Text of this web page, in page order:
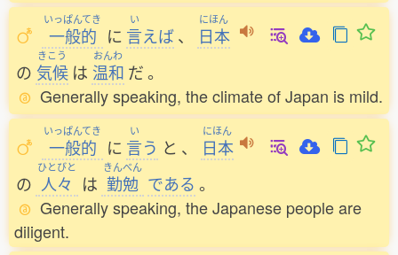
いっぱんてき
一般的 に
い
言えば、
にほん
日本
の
きこう
気候 は
おんわ
温和 だ。
Generally speaking, the climate of Japan is mild.
いっぱんてき
一般的 に
い
言う と 、
にほん
日本
の
ひとびと
人々 は
きんべん
勤勉 である 。
Generally speaking, the Japanese people are
diligent.